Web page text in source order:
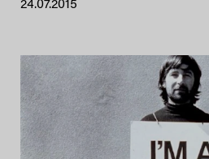
24.07.2015